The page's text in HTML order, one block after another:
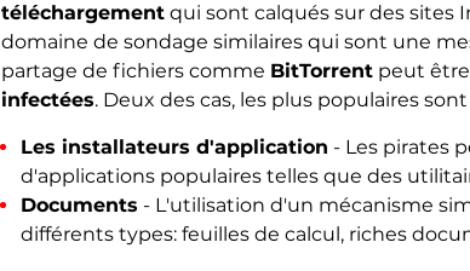
téléchargement qui sont calqués sur des sites
domaine de sondage similaires qui sont une
partage de fichiers comme BitTorrent peut
infectées. Deux des cas, les plus populaires
Les installateurs d'application - Les pirates
d'applications populaires telles que des
Documents - L'utilisation d'un mécanisme
différents types: feuilles de calcul, riches